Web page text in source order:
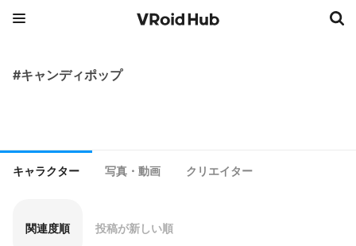
#キャンディポップ
キャラクター 写真・動画 クリエイター
関連度順 投稿が新しい順